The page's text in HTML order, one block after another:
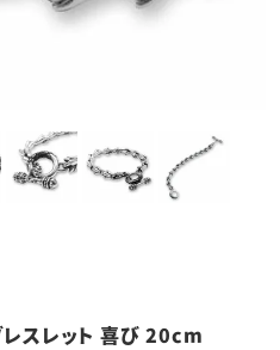
レスレット 喜び 20cm